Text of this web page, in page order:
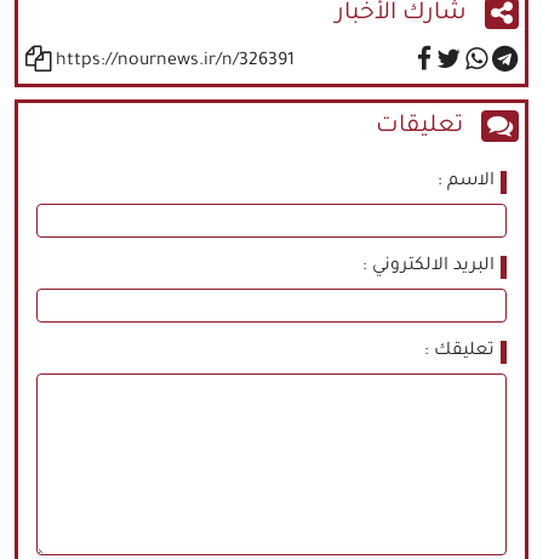
شارك الأخبار
https://nournews.ir/n/326391
تعليقات
الاسم
البريد الالكتروني
تعليقك